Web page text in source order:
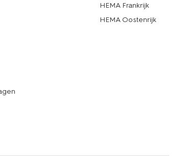
HEMA Frankrijk
HEMA Oostenrijk